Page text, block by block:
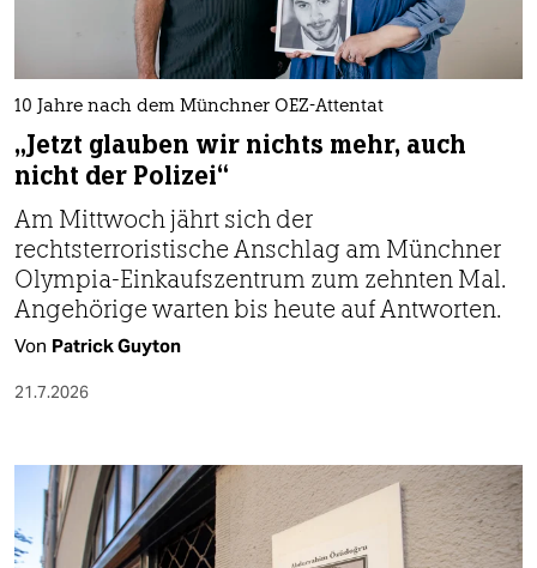
10 Jahre nach dem Münchner OEZ-Attentat
„Jetzt glauben wir nichts mehr, auch
nicht der Polizei“
Am Mittwoch jährt sich der
rechtsterroristische Anschlag am Münchner
Olympia-Einkaufszentrum zum zehnten Mal.
Angehörige warten bis heute auf Antworten.
Von Patrick Guyton
21.7.2026